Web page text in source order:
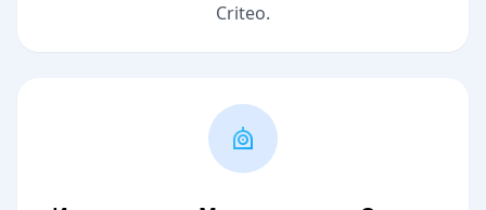
Criteo.